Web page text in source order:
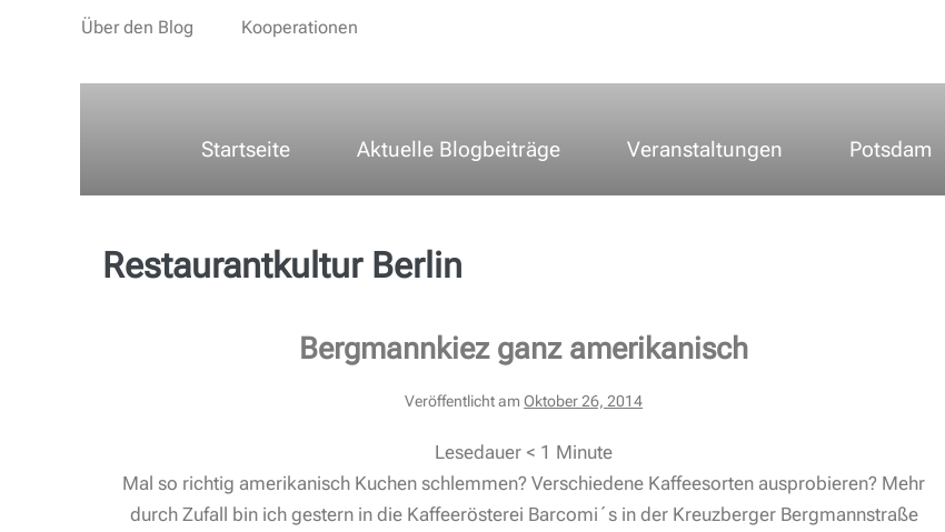
Über den Blog Kooperationen
Startseite Aktuelle Blogbeiträge Veranstaltungen Potsdam
Restaurantkultur Berlin
Bergmannkiez ganz amerikanisch
Veröffentlicht am Oktober 26, 2014
Lesedauer < 1 Minute
Mal so richtig amerikanisch Kuchen schlemmen? Verschiedene Kaffeesorten ausprobieren? Mehr
durch Zufall bin ich gestern in die Kaffeerösterei Barcomi´s in der Kreuzberger Bergmannstraße